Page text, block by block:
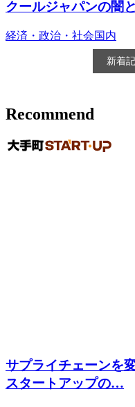
クールジャパンの闇
経済・政治・社会国内
新着
Recommend
サプライチェーンを
スタートアップの…